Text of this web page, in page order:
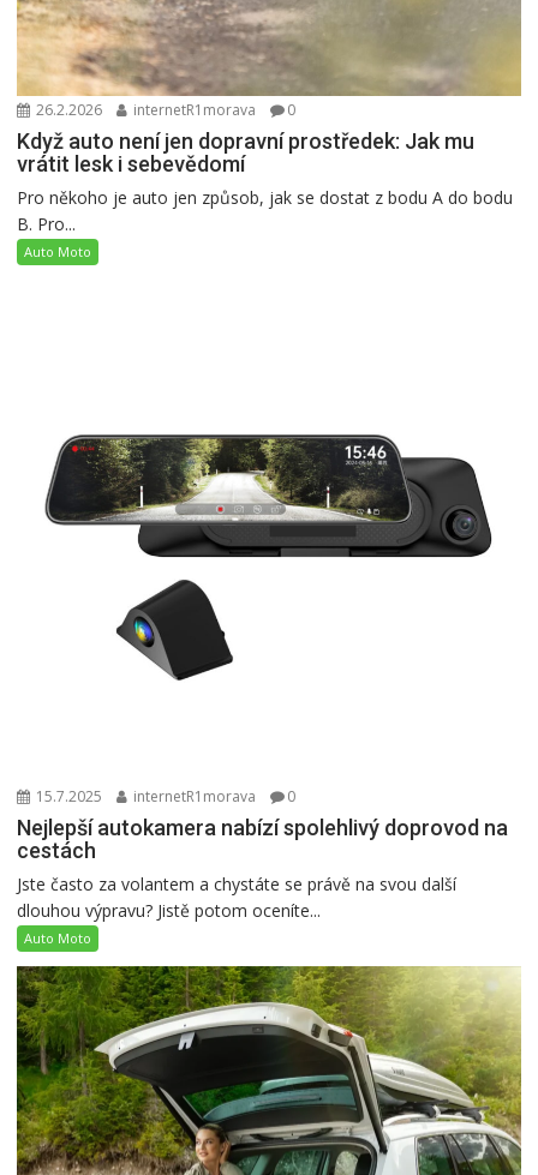
26.2.2026 internetR1morava 0
Když auto není jen dopravní prostředek: Jak mu
vrátit lesk i sebevědomí
Pro někoho je auto jen způsob, jak se dostat z bodu A do bodu
B. Pro...
Auto Moto
15.7.2025 internetR1morava 0
Nejlepší autokamera nabízí spolehlivý doprovod na
cestách
Jste často za volantem a chystáte se právě na svou další
dlouhou výpravu? Jistě potom oceníte...
Auto Moto